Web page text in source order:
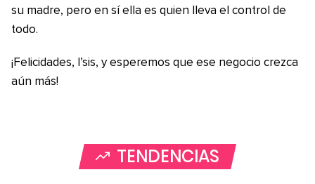
su madre, pero en sí ella es quien lleva el control de
todo.
¡Felicidades, I’sis, y esperemos que ese negocio crezca
aún más!
TENDENCIAS